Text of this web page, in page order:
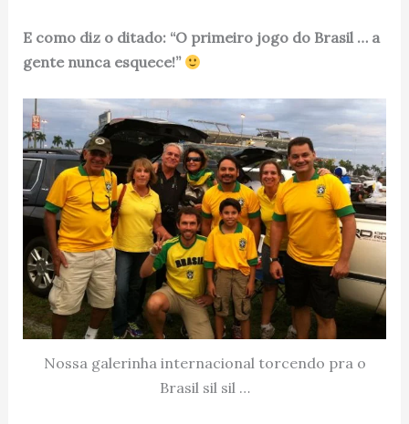
E como diz o ditado: “O primeiro jogo do Brasil … a
gente nunca esquece!”
Nossa galerinha internacional torcendo pra o
Brasil sil sil …